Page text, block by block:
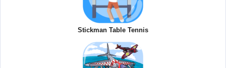
Stickman Table Tennis